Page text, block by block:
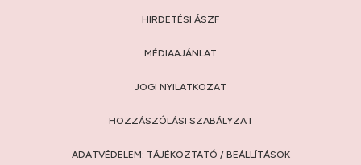
HIRDETÉSI ÁSZF
MÉDIAAJÁNLAT
JOGI NYILATKOZAT
HOZZÁSZÓLÁSI SZABÁLYZAT
ADATVÉDELEM: TÁJÉKOZTATÓ / BEÁLLÍTÁSOK